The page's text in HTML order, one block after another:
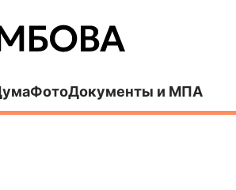
ФотоДокументы и МПА